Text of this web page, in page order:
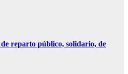
reparto público, solidario, de